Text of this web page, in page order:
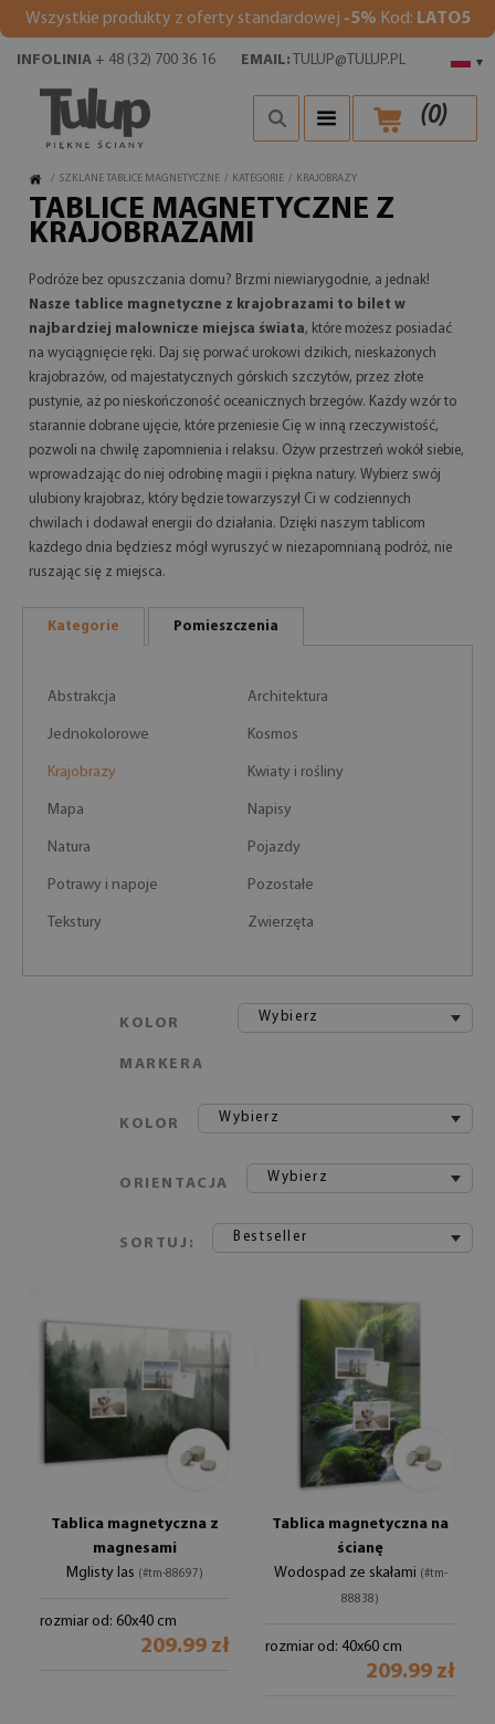
Wszystkie produkty z oferty standardowej -5% Kod: LATO5
▾
INFOLINIA + 48 (32) 700 36 16 EMAIL: TULUP@TULUP.PL
(0)
/ SZKLANE TABLICE MAGNETYCZNE / KATEGORIE / KRAJOBRAZY
TABLICE MAGNETYCZNE Z
KRAJOBRAZAMI
Podróże bez opuszczania domu? Brzmi niewiarygodnie, a jednak!
Nasze tablice magnetyczne z krajobrazami to bilet w
najbardziej malownicze miejsca świata, które możesz posiadać
na wyciągnięcie ręki. Daj się porwać urokowi dzikich, nieskażonych
krajobrazów, od majestatycznych górskich szczytów, przez złote
pustynie, aż po nieskończoność oceanicznych brzegów. Każdy wzór to
starannie dobrane ujęcie, które przeniesie Cię w inną rzeczywistość,
pozwoli na chwilę zapomnienia i relaksu. Ożyw przestrzeń wokół siebie,
wprowadzając do niej odrobinę magii i piękna natury. Wybierz swój
ulubiony krajobraz, który będzie towarzyszył Ci w codziennych
chwilach i dodawał energii do działania. Dzięki naszym tablicom
każdego dnia będziesz mógł wyruszyć w niezapomnianą podróż, nie
ruszając się z miejsca.
Kategorie Pomieszczenia
Abstrakcja Architektura
Jednokolorowe Kosmos
Krajobrazy Kwiaty i rośliny
Mapa Napisy
Natura Pojazdy
Potrawy i napoje Pozostałe
Tekstury Zwierzęta
KOLOR
MARKERA
Wybierz
KOLOR Wybierz
ORIENTACJA Wybierz
SORTUJ: Bestseller
Tablica magnetyczna z
magnesami
Mglisty las (#tm-88697)
rozmiar od: 60x40 cm
209.99 zł
Tablica magnetyczna na
ścianę
Wodospad ze skałami (#tm-
88838)
rozmiar od: 40x60 cm
209.99 zł